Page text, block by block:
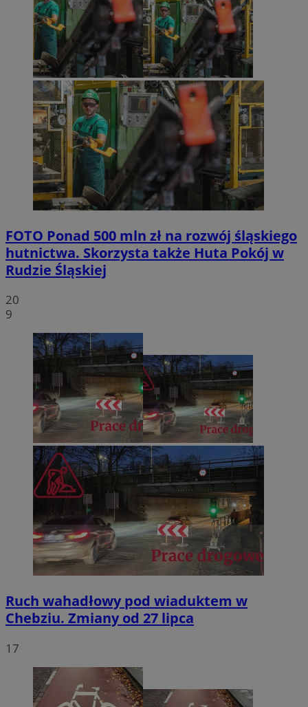
FOTO Ponad 500 mln zł na rozwój śląskiego
hutnictwa. Skorzysta także Huta Pokój w
Rudzie Śląskiej
20
9
Ruch wahadłowy pod wiaduktem w
Chebziu. Zmiany od 27 lipca
17